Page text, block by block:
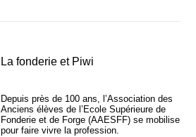
La fonderie et Piwi
Depuis près de 100 ans, l’Association des
Anciens élèves de l’Ecole Supérieure de
Fonderie et de Forge (AAESFF) se mobilise
pour faire vivre la profession.